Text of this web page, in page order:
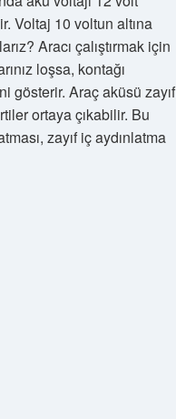
Voltaj 10 voltun altına
Aracı çalıştırmak için
loşsa, kontağı
gösterir. Araç aküsü zayıf
ortaya çıkabilir. Bu
zayıf iç aydınlatma